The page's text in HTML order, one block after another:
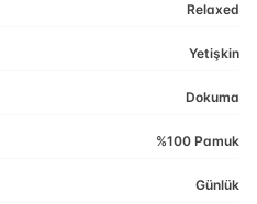
Relaxed
Yetişkin
Dokuma
%100 Pamuk
Günlük